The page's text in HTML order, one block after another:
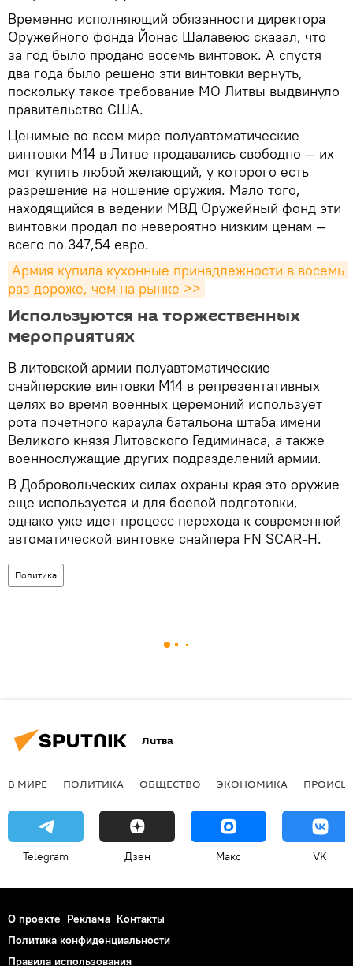
Временно исполняющий обязанности директора
Оружейного фонда Йонас Шалавеюс сказал, что
за год было продано восемь винтовок. А спустя
два года было решено эти винтовки вернуть,
поскольку такое требование МО Литвы выдвинуло
правительство США.
Ценимые во всем мире полуавтоматические
винтовки M14 в Литве продавались свободно — их
мог купить любой желающий, у которого есть
разрешение на ношение оружия. Мало того,
находящийся в ведении МВД Оружейный фонд эти
винтовки продал по невероятно низким ценам —
всего по 347,54 евро.
Армия купила кухонные принадлежности в восемь
раз дороже, чем на рынке >>
Используются на торжественных
мероприятиях
В литовской армии полуавтоматические
снайперские винтовки М14 в репрезентативных
целях во время военных церемоний использует
рота почетного караула батальона штаба имени
Великого князя Литовского Гедиминаса, а также
военнослужащие других подразделений армии.
В Добровольческих силах охраны края это оружие
еще используется и для боевой подготовки,
однако уже идет процесс перехода к современной
автоматической винтовке снайпера FN SCAR-H.
Политика
Литва
В МИРЕ ПОЛИТИКА ОБЩЕСТВО ЭКОНОМИКА
Telegram Дзен Макс VK
О проекте Реклама Контакты
Политика конфиденциальности
Правила использования